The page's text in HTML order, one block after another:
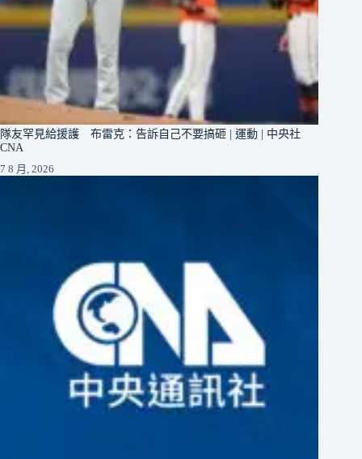
隊友罕見給援護 布雷克：告訴自己不要搞砸 | 運動 | 中央社
CNA
7 8 月, 2026